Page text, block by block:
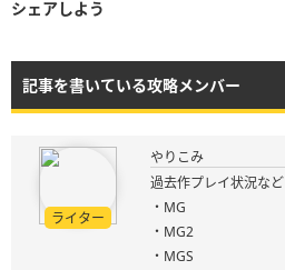
シェアしよう
記事を書いている攻略メンバー
ライター
やりこみ
過去作プレイ状況など
・MG
・MG2
・MGS